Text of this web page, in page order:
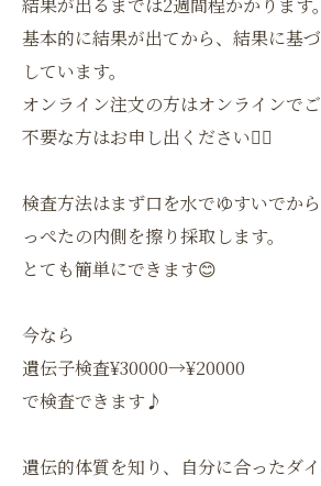
基本的に結果が出てから、結果に基
しています。
オンライン注文の方はオンラインでご
不要な方はお申し出ください🙇‍♀️
検査方法はまず口を水でゆすいでか
っぺたの内側を擦り採取します。
とても簡単にできます😊
今なら
遺伝子検査¥30000→¥20000
で検査できます♪
遺伝的体質を知り、自分に合ったダ